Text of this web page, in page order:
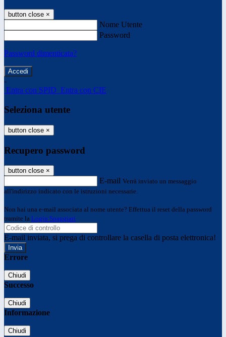
button close ×
Nome Utente
Password
Password dimenticata?
-
Entra con SPID Entra con CIE
Seleziona utente
button close ×
Recupero password
button close ×
E-mail Verrà inviato un messaggio
all'indirizzo indicato con le istruzioni necessarie.
Non hai una e-mail associata al nome utente? Effettua il reset della password
tramite la Login Spaggiari
E-mail inviata, si prega di controllare la casella di posta elettronica!
Errore
Chiudi
Successo
Chiudi
Informazione
Chiudi